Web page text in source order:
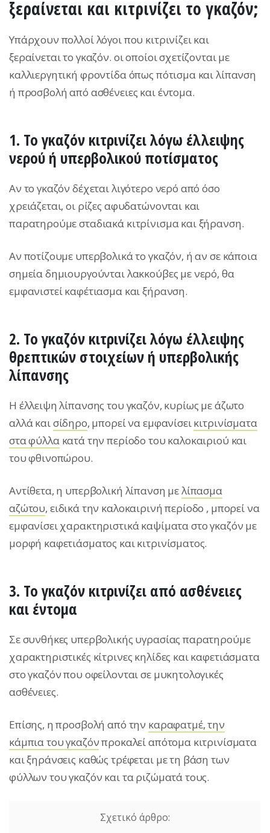
ξεραίνεται και κιτρινίζει το γκαζόν;
Υπάρχουν πολλοί λόγοι που κιτρινίζει και
ξεραίνεται το γκαζόν. οι οποίοι σχετίζονται με
καλλιεργητική φροντίδα όπως πότισμα και λίπανση
ή προσβολή από ασθένειες και έντομα.
1. Το γκαζόν κιτρινίζει λόγω έλλειψης
νερού ή υπερβολικού ποτίσματος
Aν το γκαζόν δέχεται λιγότερο νερό από όσο
χρειάζεται, οι ρίζες αφυδατώνονται και
παρατηρούμε σταδιακά κιτρίνισμα και ξήρανση.
Αν ποτίζουμε υπερβολικά το γκαζόν, ή αν σε κάποια
σημεία δημιουργούνται λακκούβες με νερό, θα
εμφανιστεί καφέτιασμα και ξήρανση.
2. Το γκαζόν κιτρινίζει λόγω έλλειψης
θρεπτικών στοιχείων ή υπερβολικής
λίπανσης
Η έλλειψη λίπανσης του γκαζόν, κυρίως με άζωτο
αλλά καισίδηρο, μπορεί να εμφανίσεικιτρινίσματα
στα φύλλακατά την περίοδο του καλοκαιριού και
του φθινοπώρου.
Αντίθετα, η υπερβολική λίπανση μελίπασμα
αζώτου, ειδικά την καλοκαιρινή περίοδο , μπορεί να
εμφανίσει χαρακτηριστικά καψίματα στο γκαζόν με
μορφή καφετιάσματος και κιτρινίσματος.
3. Το γκαζόν κιτρινίζει από ασθένειες
και έντομα
Σε συνθήκες υπερβολικής υγρασίας παρατηρούμε
χαρακτηριστικές κίτρινες κηλίδες και καφετιάσματα
στο γκαζόν που οφείλονται σε μυκητολογικές
ασθένειες.
Επίσης, η προσβολή από την καραφατμέ, την
κάμπια του γκαζόνπροκαλεί απότομα κιτρινίσματα
και ξηράνσεις καθώς τρέφεται με τη βάση των
φύλλων του γκαζόν και τα ριζώματά τους.